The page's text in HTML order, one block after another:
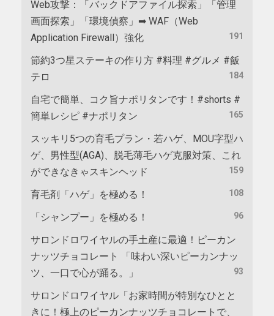
Web攻撃：「バックドアファイル探索」「管理
画面探索」「環境偵察」➡ WAF（Web
Application Firewall）強化
191
節約3つ星ステーキの作り方 #料理 #グルメ #飯
テロ
184
自宅で簡単、コク旨ナポリタンです！#shorts #
簡単レシピ #ナポリタン
165
スッキリ5つの育毛プラン・若ハゲ、MOU字型ハ
ゲ、男性型(AGA)、脱毛薄毛ハゲ克服対策、これ
ができなきゃスキンヘッド
159
育毛剤「ハゲ」を極める！ 108
「シャンプー」を極める！ 96
サロンドロワイヤルの手土産に最適！ピーカン
ナッツチョコレート 「味わい深いピーカンナッ
ツ、一口で心が踊る。」
93
サロンドロワイヤル「お家時間が特別なひとと
きに！極上のピーカンナッツチョコレートで、